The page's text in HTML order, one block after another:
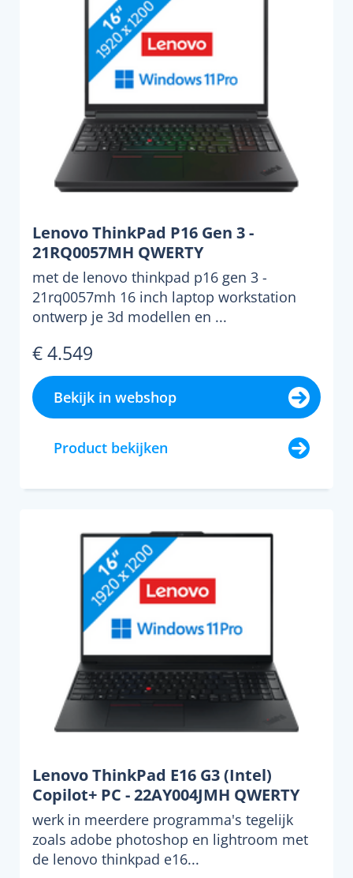
Lenovo ThinkPad P16 Gen 3 -
21RQ0057MH QWERTY
met de lenovo thinkpad p16 gen 3 -
21rq0057mh 16 inch laptop workstation
ontwerp je 3d modellen en ...
€ 4.549
Bekijk in webshop
Product bekijken
Lenovo ThinkPad E16 G3 (Intel)
Copilot+ PC - 22AY004JMH QWERTY
werk in meerdere programma's tegelijk
zoals adobe photoshop en lightroom met
de lenovo thinkpad e16...